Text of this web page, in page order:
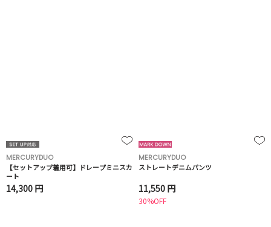
MERCURYDUO
【セットアップ着用可】ドレープミニスカ
ート
14,300 円
MERCURYDUO
ストレートデニムパンツ
11,550 円
30%OFF